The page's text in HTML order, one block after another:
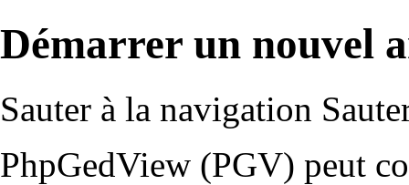
Démarrer un nouvel
Sauter à la navigation
PhpGedView (PGV) peut